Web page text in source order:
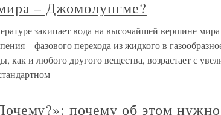
– Джомолунгме?
закипает вода на высочайшей вершине
– фазового перехода из жидкого в
как и любого другого вещества, возрастает с
почему об этом нужно